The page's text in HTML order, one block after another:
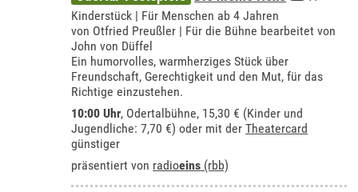
Kinderstück | Für Menschen ab 4 Jahren
von Otfried Preußler | Für die Bühne bearbeitet von
John von Düffel
Ein humorvolles, warmherziges Stück über
Freundschaft, Gerechtigkeit und den Mut, für das
Richtige einzustehen.
10:00 Uhr, Odertalbühne, 15,30 € (Kinder und
Jugendliche: 7,70 €) oder mit derTheatercard
günstiger
präsentiert von radioeins (rbb)